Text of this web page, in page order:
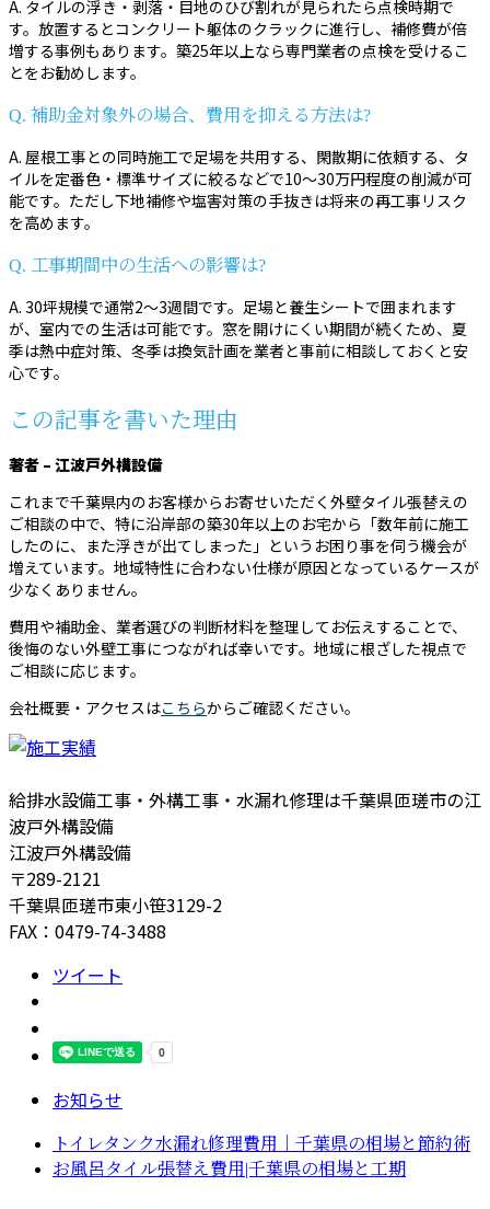
A. タイルの浮き・剥落・目地のひび割れが見られたら点検時期で
す。放置するとコンクリート躯体のクラックに進行し、補修費が倍
増する事例もあります。築25年以上なら専門業者の点検を受けるこ
とをお勧めします。
Q. 補助金対象外の場合、費用を抑える方法は?
A. 屋根工事との同時施工で足場を共用する、閑散期に依頼する、タ
イルを定番色・標準サイズに絞るなどで10〜30万円程度の削減が可
能です。ただし下地補修や塩害対策の手抜きは将来の再工事リスク
を高めます。
Q. 工事期間中の生活への影響は?
A. 30坪規模で通常2〜3週間です。足場と養生シートで囲まれます
が、室内での生活は可能です。窓を開けにくい期間が続くため、夏
季は熱中症対策、冬季は換気計画を業者と事前に相談しておくと安
心です。
この記事を書いた理由
著者 – 江波戸外構設備
これまで千葉県内のお客様からお寄せいただく外壁タイル張替えの
ご相談の中で、特に沿岸部の築30年以上のお宅から「数年前に施工
したのに、また浮きが出てしまった」というお困り事を伺う機会が
増えています。地域特性に合わない仕様が原因となっているケースが
少なくありません。
費用や補助金、業者選びの判断材料を整理してお伝えすることで、
後悔のない外壁工事につながれば幸いです。地域に根ざした視点で
ご相談に応じます。
会社概要・アクセスはこちらからご確認ください。
給排水設備工事・外構工事・水漏れ修理は千葉県匝瑳市の江
波戸外構設備
江波戸外構設備
〒289-2121
千葉県匝瑳市東小笹3129-2
FAX：0479-74-3488
ツイート
お知らせ
トイレタンク水漏れ修理費用｜千葉県の相場と節約術
お風呂タイル張替え費用|千葉県の相場と工期